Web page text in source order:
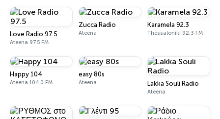
Love Radio 97.5
Ateena 97.5 FM
Zucca Radio
Ateena
Karamela 92.3
Thessaloniki 92.3 FM
Happy 104
Ateena 104.0 FM
easy 80s
Ateena Lakka Souli Radio
Ateena